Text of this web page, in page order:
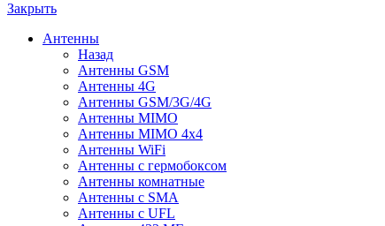
Закрыть
Антенны
Назад
Антенны GSM
Антенны 4G
Антенны GSM/3G/4G
Антенны MIMO
Антенны MIMO 4x4
Антенны WiFi
Антенны с гермобоксом
Антенны комнатные
Антенны c SMA
Антенны с UFL